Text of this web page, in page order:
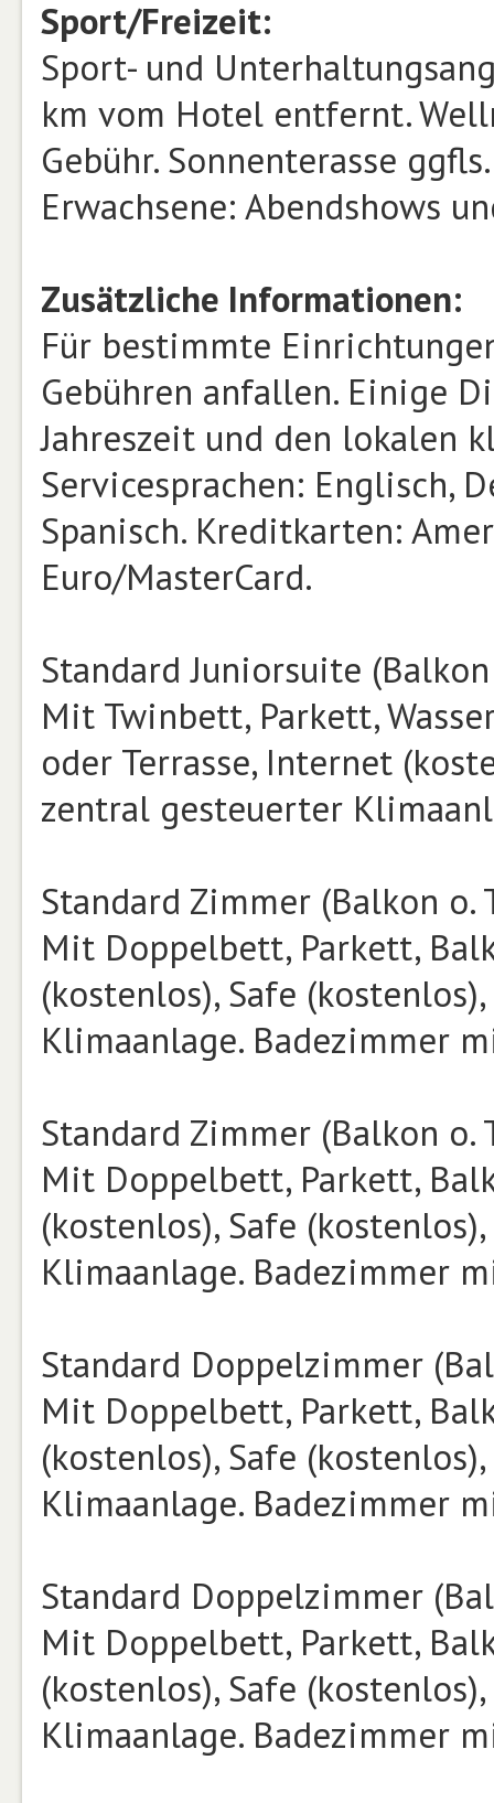
Sport/Freizeit:
Sport- und
km vom Hotel entfernt.
Gebühr. Sonnenterasse
Erwachsene: Abendshows
Zusätzliche Informationen:
Für bestimmte
Gebühren anfallen. Einige
Jahreszeit und den lokalen
Servicesprachen: Englisch,
Spanisch. Kreditkarten:
Euro/MasterCard.
Standard Juniorsuite
Mit Twinbett, Parkett,
oder Terrasse, Internet
zentral gesteuerter
Standard Zimmer (Balkon o.
Mit Doppelbett, Parkett,
(kostenlos), Safe
Klimaanlage. Badezimmer
Standard Zimmer (Balkon o.
Mit Doppelbett, Parkett,
(kostenlos), Safe
Klimaanlage. Badezimmer
Standard Doppelzimmer
Mit Doppelbett, Parkett,
(kostenlos), Safe
Klimaanlage. Badezimmer
Standard Doppelzimmer
Mit Doppelbett, Parkett,
(kostenlos), Safe
Klimaanlage. Badezimmer